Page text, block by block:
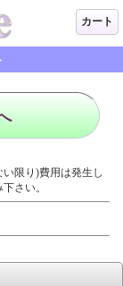
カート
限り)費用は発生し
さい。